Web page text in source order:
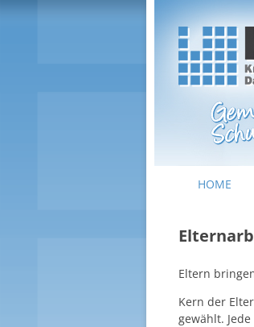
KrEB
Kreiselternbeirat
HOME
Eltern
Kern der
gewählt.